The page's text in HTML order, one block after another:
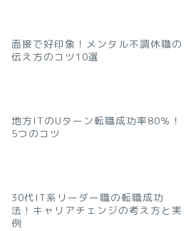
面接で好印象！メンタル不調休職の
伝え方のコツ10選
地方ITのUターン転職成功率80％！
5つのコツ
30代IT系リーダー職の転職成功
法！キャリアチェンジの考え方と実
例